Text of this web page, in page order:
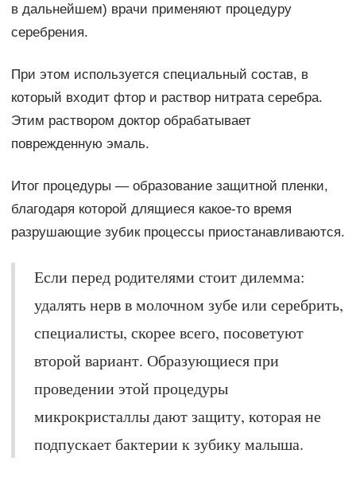
в дальнейшем) врачи применяют процедуру
серебрения.
При этом используется специальный состав, в
который входит фтор и раствор нитрата серебра.
Этим раствором доктор обрабатывает
поврежденную эмаль.
Итог процедуры — образование защитной пленки,
благодаря которой длящиеся какое-то время
разрушающие зубик процессы приостанавливаются.
Если перед родителями стоит дилемма:
удалять нерв в молочном зубе или серебрить,
специалисты, скорее всего, посоветуют
второй вариант. Образующиеся при
проведении этой процедуры
микрокристаллы дают защиту, которая не
подпускает бактерии к зубику малыша.